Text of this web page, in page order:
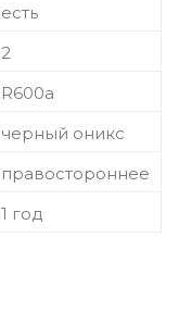
есть
2
R600a
черный оникс
правостороннее
1 год